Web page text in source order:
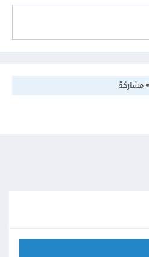
مشاركة